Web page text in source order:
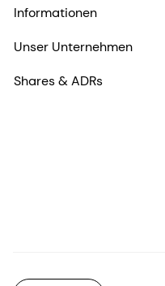
Informationen
Unser Unternehmen
Shares & ADRs